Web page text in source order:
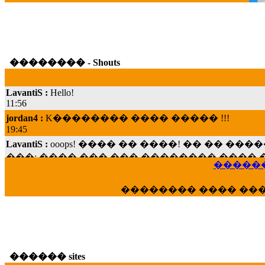
�������� - Shouts
11:56
jordan4 :
19:45
LavantiS :
���; ���� ��� ��� �������� ����
15:07
���� ����� ��������
LavantiS :����� ���� ������� ���
veronica :
E���� 2012 ��� ����� ���
������� ��������� ���� ������
�������� ����
������ sites